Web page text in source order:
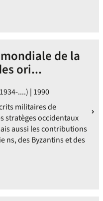
de la
ori...
....) | 1990
militaires de
stratèges occidentaux
aussi les contributions
ns, des Byzantins et des